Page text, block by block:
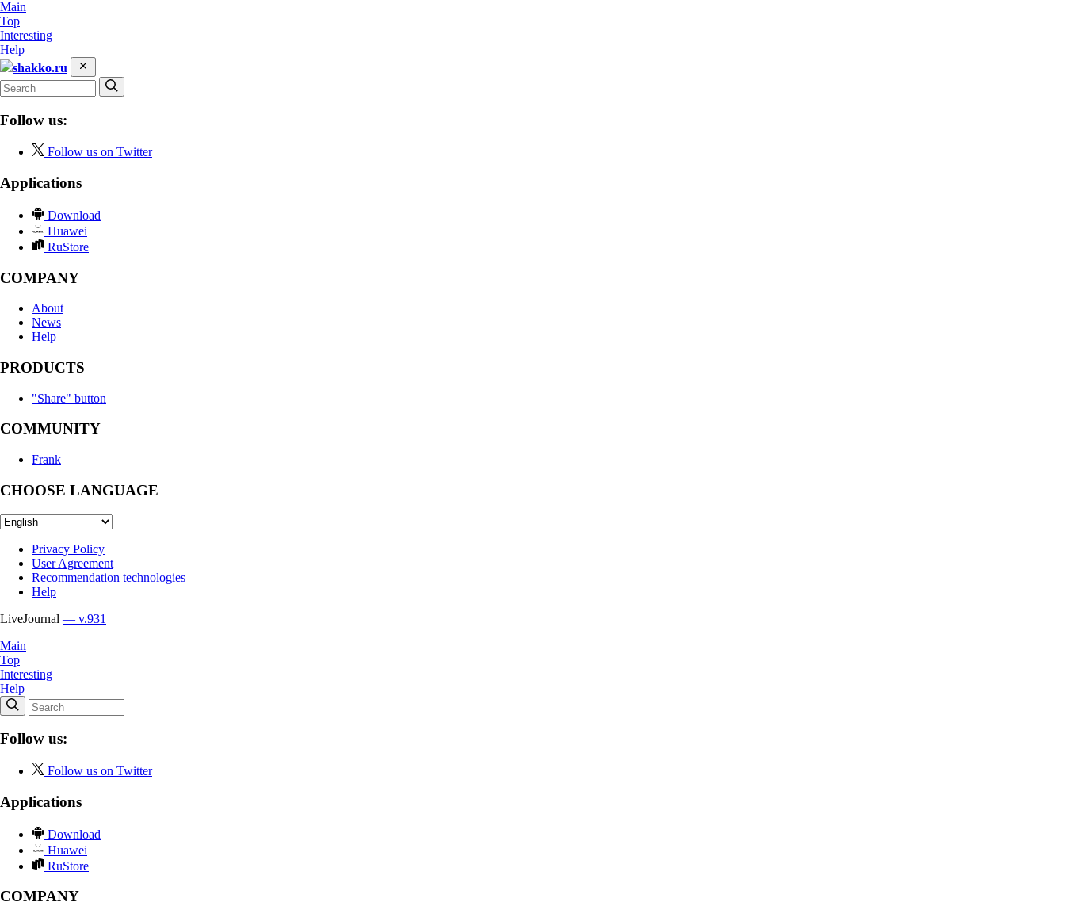
Main
Top
Interesting
Help
shakko.ru
Follow us:
Follow us on Twitter
Applications
Download
Huawei
RuStore
COMPANY
About
News
Help
PRODUCTS
"Share" button
COMMUNITY
Frank
CHOOSE LANGUAGE
Privacy Policy
User Agreement
Recommendation technologies
Help
LiveJournal — v.931
Main
Top
Interesting
Help
Follow us:
Follow us on Twitter
Applications
Download
Huawei
RuStore
COMPANY